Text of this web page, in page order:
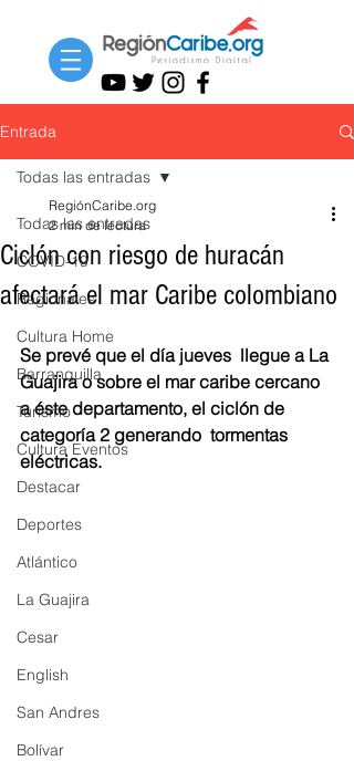
Entrada
Todas las entradas
COVID-19
Regionales
Cultura Home
Barranquilla
Turismo
Cultura Eventos
Destacar
Deportes
Atlántico
La Guajira
Cesar
English
San Andres
Bolívar
Todas las entradas
Ciclón con riesgo de huracán
afectará el mar Caribe colombiano
RegiónCaribe.org
2 min de lectura
Se prevé que el día jueves  llegue a La
Guajira o sobre el mar caribe cercano
a éste departamento, el ciclón de
categoría 2 generando  tormentas
eléctricas.